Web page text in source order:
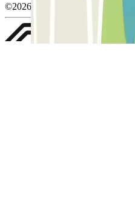
©2026 Parclick. All rights reserved